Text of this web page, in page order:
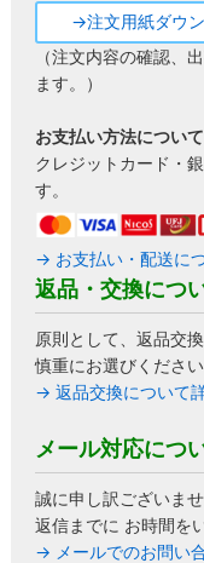
→注文用紙ダウ
（注文内容の確認、
ます。）
お支払い方法について
クレジットカード・
す。
→ お支払い・配送に
返品・交換につ
原則として、返品交
慎重にお選びください
→ 返品交換について
メール対応につ
誠に申し訳ございま
返信までに お時間を
→ メールでのお問い